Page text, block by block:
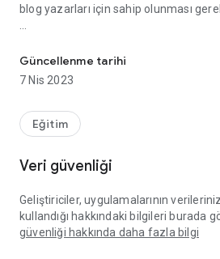
blog yazarları için sahip olunması
telefonunuza tek bir dokunuşla
Copyscape ücretsiz alternatifi.
+ Kayıt gerektirmez;
+ TXT, HTML, PDF, XLS, DOC, DOCX,
+ Sonuçları HTML, PDF, EPUB olarak
+ Google Voice desteği;
+ SD Karta yükleyin.
Güncellenme tarihi
7 Nis 2023
Eğitim
Veri güvenliği
Geliştiriciler, uygulamalarının
kullandığı hakkındaki bilgileri burada
güvenliği hakkında daha fazla bilgi